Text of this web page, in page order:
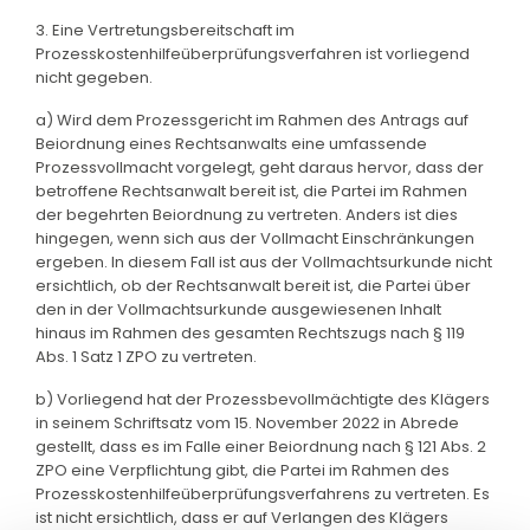
3. Eine Vertretungsbereitschaft im
Prozesskostenhilfeüberprüfungsverfahren ist vorliegend
nicht gegeben.
a) Wird dem Prozessgericht im Rahmen des Antrags auf
Beiordnung eines Rechtsanwalts eine umfassende
Prozessvollmacht vorgelegt, geht daraus hervor, dass der
betroffene Rechtsanwalt bereit ist, die Partei im Rahmen
der begehrten Beiordnung zu vertreten. Anders ist dies
hingegen, wenn sich aus der Vollmacht Einschränkungen
ergeben. In diesem Fall ist aus der Vollmachtsurkunde nicht
ersichtlich, ob der Rechtsanwalt bereit ist, die Partei über
den in der Vollmachtsurkunde ausgewiesenen Inhalt
hinaus im Rahmen des gesamten Rechtszugs nach § 119
Abs. 1 Satz 1 ZPO zu vertreten.
b) Vorliegend hat der Prozessbevollmächtigte des Klägers
in seinem Schriftsatz vom 15. November 2022 in Abrede
gestellt, dass es im Falle einer Beiordnung nach § 121 Abs. 2
ZPO eine Verpflichtung gibt, die Partei im Rahmen des
Prozesskostenhilfeüberprüfungsverfahrens zu vertreten. Es
ist nicht ersichtlich, dass er auf Verlangen des Klägers